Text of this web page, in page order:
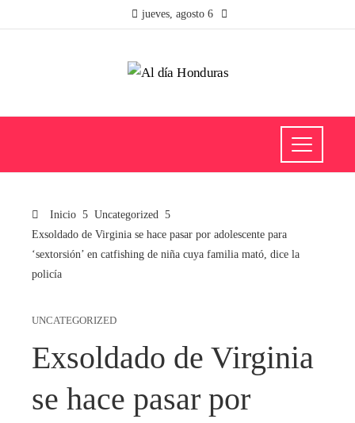
jueves, agosto 6
Inicio
Uncategorized
Exsoldado de Virginia se hace pasar por adolescente para
‘sextorsión’ en catfishing de niña cuya familia mató, dice la
policía
UNCATEGORIZED
Exsoldado de Virginia
se hace pasar por